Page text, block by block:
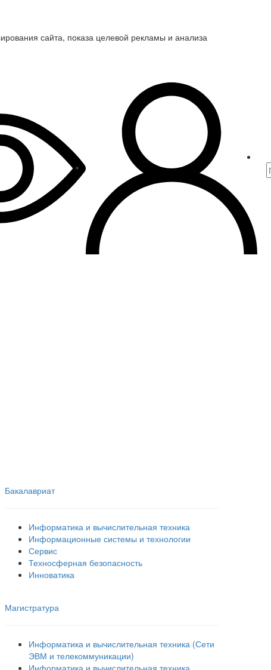
сайта, показа целевой рекламы и анализа
Бакалавриат
Информатика и вычислительная техника
Информационные системы и технологии
Сервис
Техносферная безопасность
Инноватика
Магистратура
Информатика и вычислительная техника (Сети
ЭВМ и телекоммуникации)
Информатика и вычислительная техника